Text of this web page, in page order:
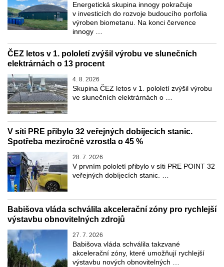
Energetická skupina innogy pokračuje
v investicích do rozvoje budoucího porfolia
výroben biometanu. Na konci července
innogy …
ČEZ letos v 1. pololetí zvýšil výrobu ve slunečních
elektrárnách o 13 procent
4. 8. 2026
Skupina ČEZ letos v 1. pololetí zvýšil výrobu
ve slunečních elektrárnách o …
V síti PRE přibylo 32 veřejných dobíjecích stanic.
Spotřeba meziročně vzrostla o 45 %
28. 7. 2026
V prvním pololetí přibylo v síti PRE POINT 32
veřejných dobíjecích stanic. …
Babišova vláda schválila akcelerační zóny pro rychlejší
výstavbu obnovitelných zdrojů
27. 7. 2026
Babišova vláda schválila takzvané
akcelerační zóny, které umožňují rychlejší
výstavbu nových obnovitelných …